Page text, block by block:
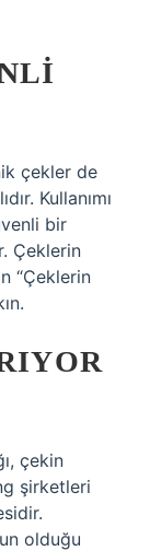
çekler de
Kullanımı
bir
Çeklerin
“Çeklerin
çekin
şirketleri
olduğu